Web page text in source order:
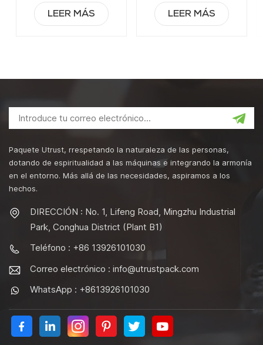
enlatados
LEER MÁS
nitrógeno
LEER MÁS
Paquete Utrust, rrespetando la naturaleza de las personas,
dotando de espiritualidad a las máquinas e integrando la armonía
en el entorno. Más allá de las necesidades, aspiramos a los
hechos.
DIRECCIÓN : No. 1, Lifeng Road, Mingzhu Industrial
Park, Conghua District (Plant B1)
Teléfono : +86 13926101030
Correo electrónico : info@utrustpack.com
WhatsApp : +8613926101030